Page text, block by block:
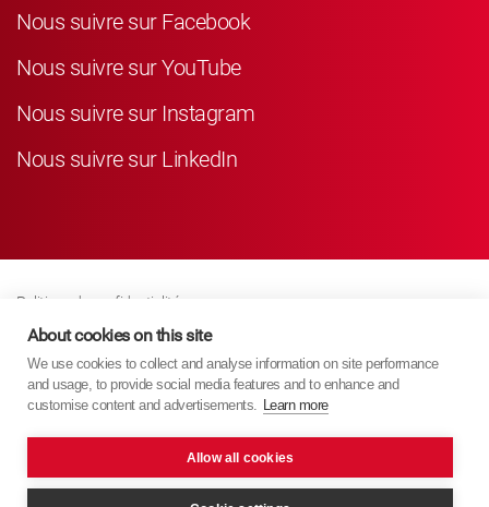
Nous suivre sur Facebook
Nous suivre sur YouTube
Nous suivre sur Instagram
Nous suivre sur LinkedIn
Politique de confidentialité
Business Partner Privacy
Politique De Cookies
Modern Slavery Act Policy
About cookies on this site
We use cookies to collect and analyse information on site performance
and usage, to provide social media features and to enhance and
customise content and advertisements. Learn more
Allow all cookies